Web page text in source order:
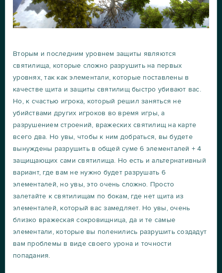
Вторым и последним уровнем защиты являются
святилища, которые сложно разрушить на первых
уровнях, так как элементали, которые поставлены в
качестве щита и защиты святилищ быстро убивают вас.
Но, к счастью игрока, который решил заняться не
убийствами других игроков во время игры, а
разрушением строений, вражеских святилищ на карте
всего два. Но увы, чтобы к ним добраться, вы будете
вынуждены разрушить в общей суме 6 элементалей + 4
защищающих сами святилища. Но есть и альтернативный
вариант, где вам не нужно будет разрушать 6
элементалей, но увы, это очень сложно. Просто
залетайте к святилищам по бокам, где нет щита из
элементалей, который вас замедляет. Но увы, очень
близко вражеская сокровищница, да и те самые
элементали, которые вы поленились разрушить создадут
вам проблемы в виде своего урона и точности
попадания.